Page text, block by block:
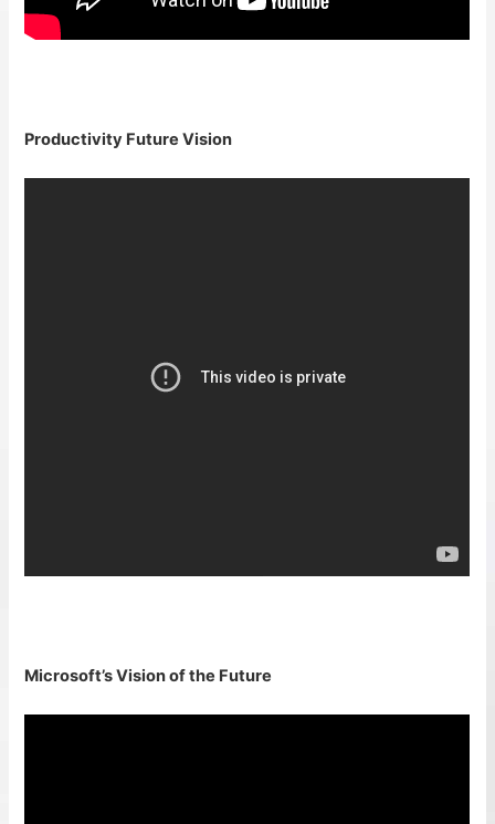
Productivity Future Vision
Microsoft’s Vision of the Future